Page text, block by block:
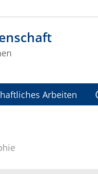
Arbeiten